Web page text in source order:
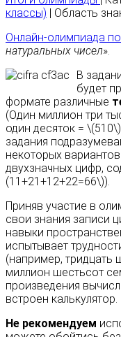
классы) | Область
Онлайн-олимпиада
натуральных чисел».
В
будет
формате различные
(Один миллион три
один десяток =
задания
некоторых
двухзначных цифр,
(11+21+12+22=66\)).
Приняв участие в
свои знания записи
навыки
испытывает
(например, тридцать
миллион шестьсот
произведения
встроен калькулятор.
Не рекомендуем